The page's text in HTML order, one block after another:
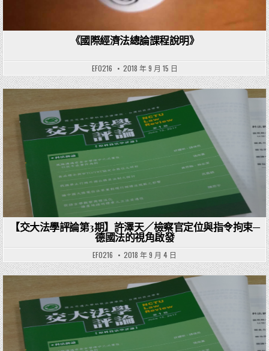
《國際經濟法總論課程說明》
EF0216 2018 年 9 月 15 日
Posted in
【交大法學評論第3期】許澤天／檢察官定位與指令拘束─
德國法的視角啟發
EF0216 2018 年 9 月 4 日
Posted in